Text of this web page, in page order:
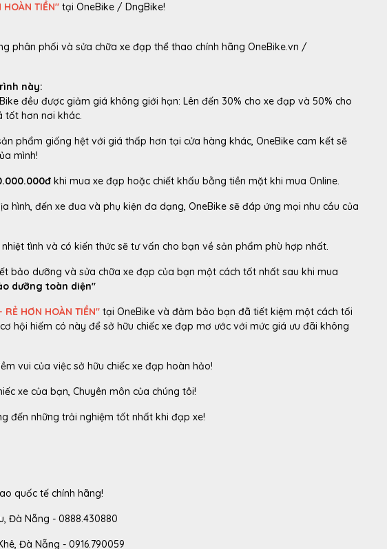
HOÀN TIỀN" tại OneBike / DngBike!
phân phối và sửa chữa xe đạp thể thao chính hãng OneBike.vn /
này:
đều được giảm giá không giới hạn: Lên đến 30% cho xe đạp và 50% cho
tốt hơn nơi khác.
phẩm giống hệt với giá thấp hơn tại cửa hàng khác, OneBike cam kết sẽ
mình!
khi mua xe đạp hoặc chiết khấu bằng tiền mặt khi mua Online.
hình, đến xe đua và phụ kiện đa dạng, OneBike sẽ đáp ứng mọi nhu cầu của
tình và có kiến thức sẽ tư vấn cho bạn về sản phẩm phù hợp nhất.
bảo dưỡng và sửa chữa xe đạp của bạn một cách tốt nhất sau khi mua
dưỡng toàn diện"
RẺ HƠN HOÀN TIỀN" tại OneBike và đảm bảo bạn đã tiết kiệm một cách tối
hội hiếm có này để sở hữu chiếc xe đạp mơ ước với mức giá ưu đãi không
vui của việc sở hữu chiếc xe đạp hoàn hảo!
xe của bạn, Chuyên môn của chúng tôi!
đến những trải nghiệm tốt nhất khi đạp xe!
quốc tế chính hãng!
Đà Nẵng - 0888.430880
Đà Nẵng - 0916.790059